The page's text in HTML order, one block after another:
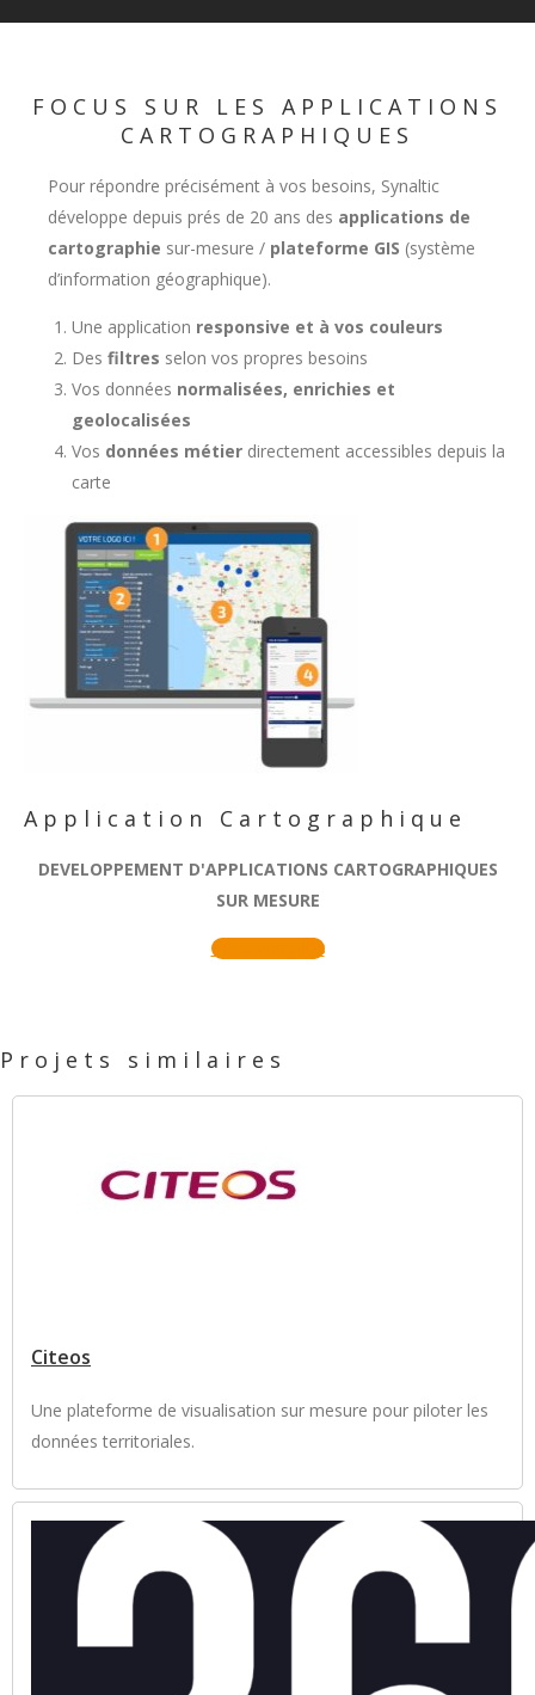
FOCUS SUR LES APPLICATIONS
CARTOGRAPHIQUES
Pour répondre précisément à vos besoins, Synaltic
développe depuis prés de 20 ans des applications de
cartographie sur-mesure / plateforme GIS (système
d’information géographique).
Une application responsive et à vos couleurs
Des filtres selon vos propres besoins
Vos données normalisées, enrichies et
geolocalisées
Vos données métier directement accessibles depuis la
carte
Application Cartographique
DEVELOPPEMENT D'APPLICATIONS CARTOGRAPHIQUES
SUR MESURE
En savoir plus
Projets similaires
Citeos
Une plateforme de visualisation sur mesure pour piloter les
données territoriales.